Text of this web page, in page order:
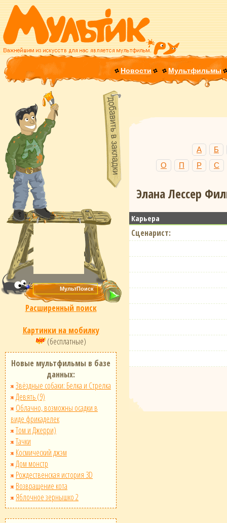
Новости Мультфильмы
Расширенный поиск
Картинки на мобилку
(бесплатные)
Новые мультфильмы в базе
данных:
Звёздные собаки: Белка и Стрелка
Девять (9)
Облачно, возможны осадки в
виде фрикаделек
Том и Джерри)
Тачки
Космический джэм
Дом монстр
Рождественская история 3D
Возвращение кота
Яблочное зернышко 2
А
Б
О
П Р С
Элана Лессер
Карьера
Сценарист: